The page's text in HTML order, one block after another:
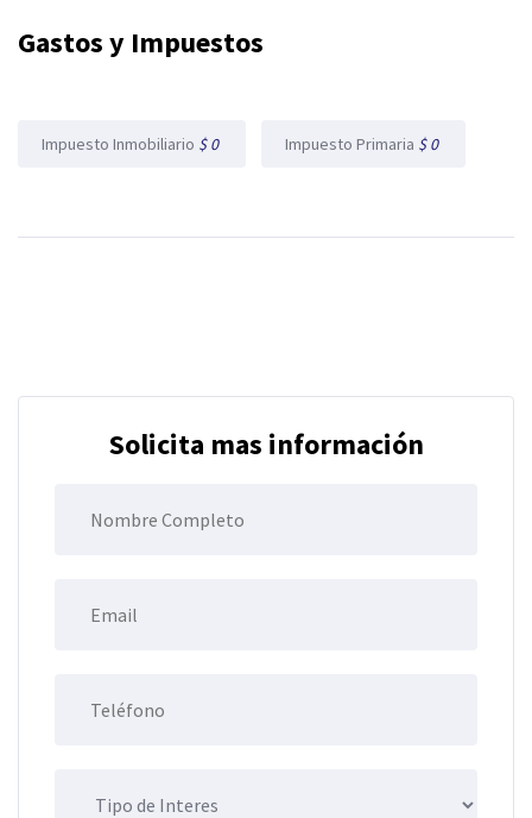
Gastos y Impuestos
Impuesto Inmobiliario $ 0 Impuesto Primaria $ 0
Solicita mas información